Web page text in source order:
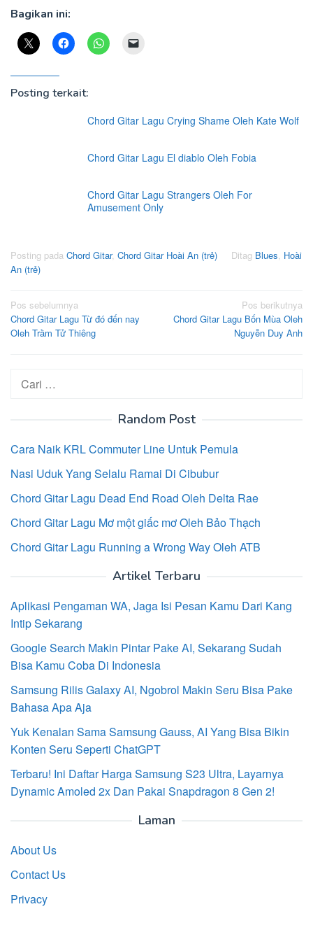
Bagikan ini:
Posting terkait:
Chord Gitar Lagu Crying Shame Oleh Kate Wolf
Chord Gitar Lagu El diablo Oleh Fobia
Chord Gitar Lagu Strangers Oleh For
Amusement Only
Posting pada Chord Gitar, Chord Gitar Hoài An (trẻ) Ditag Blues, Hoài
An (trẻ)
Navigasi
pos
Pos sebelumnya
Chord Gitar Lagu Từ đó đến nay
Oleh Trầm Tử Thiêng
Pos berikutnya
Chord Gitar Lagu Bốn Mùa Oleh
Nguyễn Duy Anh
Cari
untuk:
Random Post
Cara Naik KRL Commuter Line Untuk Pemula
Nasi Uduk Yang Selalu Ramai Di Cibubur
Chord Gitar Lagu Dead End Road Oleh Delta Rae
Chord Gitar Lagu Mơ một giấc mơ Oleh Bảo Thạch
Chord Gitar Lagu Running a Wrong Way Oleh ATB
Artikel Terbaru
Aplikasi Pengaman WA, Jaga Isi Pesan Kamu Dari Kang
Intip Sekarang
Google Search Makin Pintar Pake AI, Sekarang Sudah
Bisa Kamu Coba Di Indonesia
Samsung Rilis Galaxy AI, Ngobrol Makin Seru Bisa Pake
Bahasa Apa Aja
Yuk Kenalan Sama Samsung Gauss, AI Yang Bisa Bikin
Konten Seru Seperti ChatGPT
Terbaru! Ini Daftar Harga Samsung S23 Ultra, Layarnya
Dynamic Amoled 2x Dan Pakai Snapdragon 8 Gen 2!
Laman
About Us
Contact Us
Privacy